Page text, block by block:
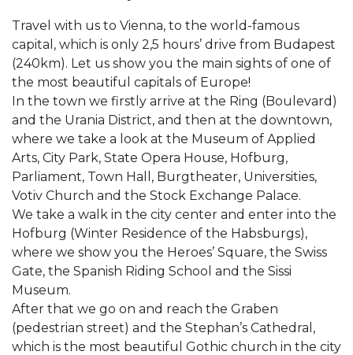
Travel with us to Vienna, to the world-famous
capital, which is only 2,5 hours’ drive from Budapest
(240km). Let us show you the main sights of one of
the most beautiful capitals of Europe!
In the town we firstly arrive at the Ring (Boulevard)
and the Urania District, and then at the downtown,
where we take a look at the Museum of Applied
Arts, City Park, State Opera House, Hofburg,
Parliament, Town Hall, Burgtheater, Universities,
Votiv Church and the Stock Exchange Palace.
We take a walk in the city center and enter into the
Hofburg (Winter Residence of the Habsburgs),
where we show you the Heroes’ Square, the Swiss
Gate, the Spanish Riding School and the Sissi
Museum.
After that we go on and reach the Graben
(pedestrian street) and the Stephan’s Cathedral,
which is the most beautiful Gothic church in the city